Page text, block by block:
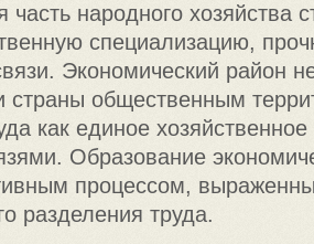
часть народного
специализацию,
Экономический район
страны общественным
как единое
Образование
процессом,
разделения труда.